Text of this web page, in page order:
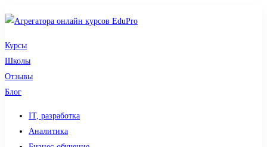
Курсы
Школы
Отзывы
Блог
IT, разработка
Аналитика